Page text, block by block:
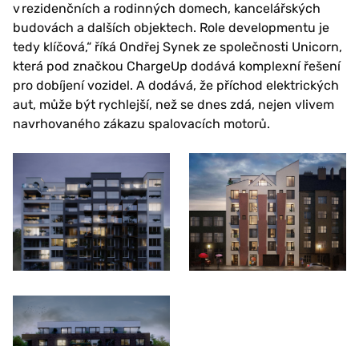
v rezidenčních a rodinných domech, kancelářských
budovách a dalších objektech. Role developmentu je
tedy klíčová,“ říká Ondřej Synek ze společnosti Unicorn,
která pod značkou ChargeUp dodává komplexní řešení
pro dobíjení vozidel. A dodává, že příchod elektrických
aut, může být rychlejší, než se dnes zdá, nejen vlivem
navrhovaného zákazu spalovacích motorů.